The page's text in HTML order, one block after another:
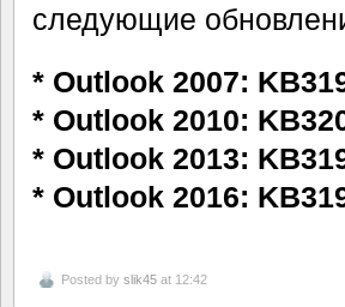
следующие
* Outlook 2007:
* Outlook 2010:
* Outlook 2013:
* Outlook 2016:
Posted by slik45 at 12:42